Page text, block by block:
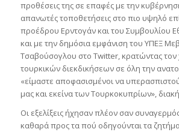
προθέσεις της σε επαφές με την
απανωτές τοποθετήσεις στο πιο υψηλό
προέδρου Ερντογάν και του Συμβουλίου
και με την δημόσια εμφάνιση του ΥΠΕΞ
Τσαβούσογλου στο Twitter, κρατώντας
τουρκικών διεκδικήσεων σε όλη την
«είμαστε αποφασισμένοι να
μας και εκείνα των Τουρκοκυπρίων»,
Οι εξελίξεις ήχησαν πλέον σαν
καθαρά προς τα πού οδηγούνται τα